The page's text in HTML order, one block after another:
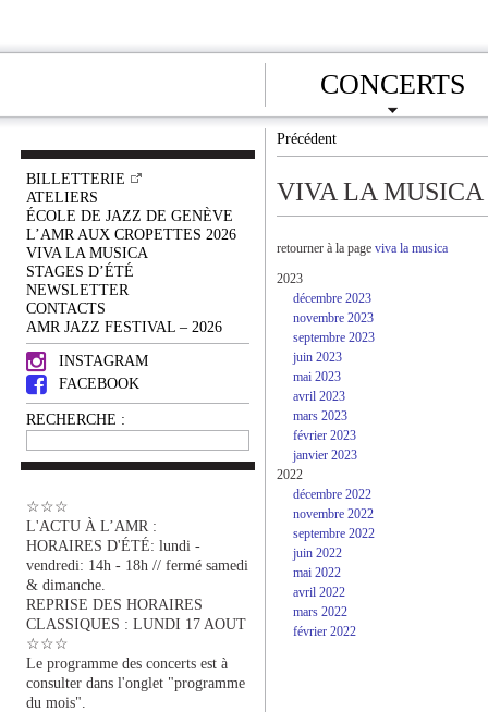
CONCERTS
BILLETTERIE
ATELIERS
ÉCOLE DE JAZZ DE GENÈVE
L’AMR AUX CROPETTES 2026
VIVA LA MUSICA
STAGES D’ÉTÉ
NEWSLETTER
CONTACTS
AMR JAZZ FESTIVAL – 2026
INSTAGRAM
FACEBOOK
RECHERCHE :
☆☆☆
L'ACTU À L’AMR :
HORAIRES D'ÉTÉ: lundi -
vendredi: 14h - 18h // fermé samedi
& dimanche.
REPRISE DES HORAIRES
CLASSIQUES : LUNDI 17 AOUT
☆☆☆
Le programme des concerts est à
consulter dans l'onglet "programme
du mois".
Précédent
VIVA LA MUSICA
retourner à la page viva la musica
2023
décembre 2023
novembre 2023
septembre 2023
juin 2023
mai 2023
avril 2023
mars 2023
février 2023
janvier 2023
2022
décembre 2022
novembre 2022
septembre 2022
juin 2022
mai 2022
avril 2022
mars 2022
février 2022